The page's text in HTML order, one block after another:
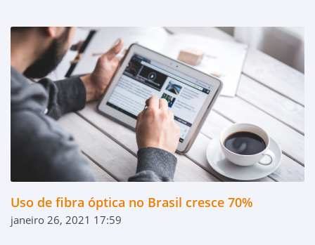
Uso de fibra óptica no Brasil cresce 70%
janeiro 26, 2021 17:59